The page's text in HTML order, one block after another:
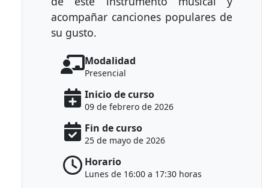
acompañar canciones populares de
su gusto.
Modalidad
Presencial
Inicio de curso
09 de febrero de 2026
Fin de curso
25 de mayo de 2026
Horario
Lunes de 16:00 a 17:30 horas